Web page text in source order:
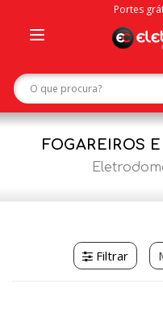
Portes
navigation
FOGAREIROS
Filtrar